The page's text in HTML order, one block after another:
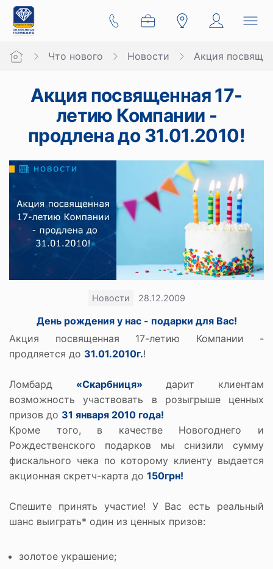
Что нового Новости Акция
Акция посвященная 17-
летию Компании -
продлена до 31.01.2010!
Новости 28.12.2009
День рождения у нас - подарки для Вас!
Акция посвященная 17-летию Компании -
продляется до 31.01.2010г.!
Ломбард «Скарбниця» дарит клиентам
возможность участвовать в розыгрыше ценных
призов до 31 января 2010 года!
Кроме того, в качестве Новогоднего и
Рождественского подарков мы снизили сумму
фискального чека по которому клиенту выдается
акционная скретч-карта до 150грн!
Спешите принять участие! У Вас есть реальный
шанс выиграть* один из ценных призов:
золотое украшение;